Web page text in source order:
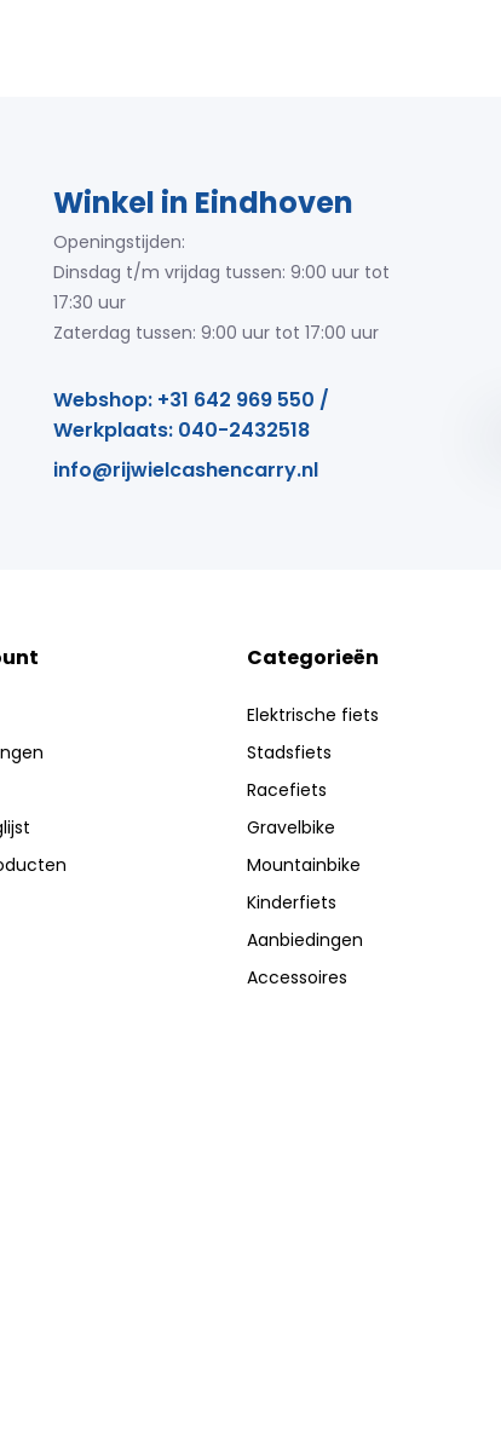
Winkel in Eindhoven
Openingstijden:
Dinsdag t/m vrijdag tussen: 9:00 uur tot
17:30 uur
Zaterdag tussen: 9:00 uur tot 17:00 uur
Webshop: +31 642 969 550 /
Werkplaats: 040-2432518
info@rijwielcashencarry.nl
Categorieën
Elektrische fiets
Stadsfiets
Racefiets
Gravelbike
Mountainbike
Kinderfiets
Aanbiedingen
Accessoires